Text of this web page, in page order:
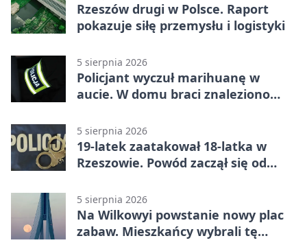
Rzeszów drugi w Polsce. Raport
pokazuje siłę przemysłu i logistyki
5 sierpnia 2026
Policjant wyczuł marihuanę w
aucie. W domu braci znaleziono
5 sierpnia 2026
19-latek zaatakował 18-latka w
Rzeszowie. Powód zaczął się od
5 sierpnia 2026
Na Wilkowyi powstanie nowy plac
zabaw. Mieszkańcy wybrali tę